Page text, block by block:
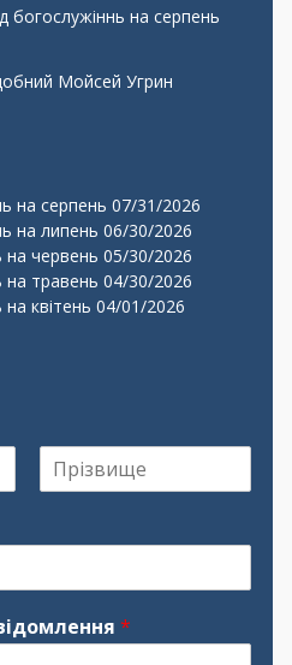
богослужіннь на серпень
Мойсей Угрин
на серпень 07/31/2026
на липень 06/30/2026
на червень 05/30/2026
на травень 04/30/2026
квітень 04/01/2026
и
е
*